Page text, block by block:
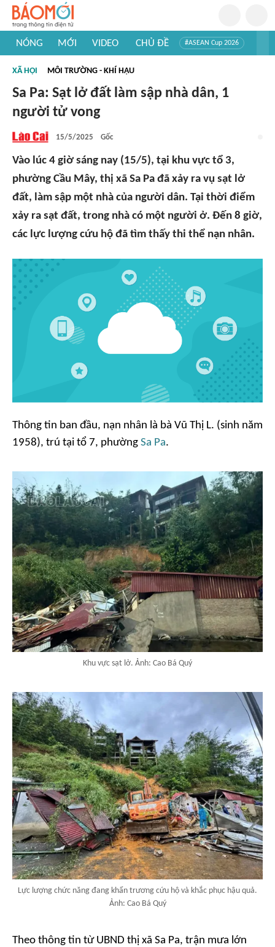
NÓNG MỚI VIDEO CHỦ ĐỀ #ASEAN Cup 2026
#Khám phá Việt Nam
#Khám phá thế giới
XÃ HỘI MÔI TRƯỜNG - KHÍ HẬU
Sa Pa: Sạt lở đất làm sập nhà dân, 1
người tử vong
15/5/2025 Gốc
Vào lúc 4 giờ sáng nay (15/5), tại khu vực tổ 3,
phường Cầu Mây, thị xã Sa Pa đã xảy ra vụ sạt lở
đất, làm sập một nhà của người dân. Tại thời điểm
xảy ra sạt đất, trong nhà có một người ở. Đến 8 giờ,
các lực lượng cứu hộ đã tìm thấy thi thể nạn nhân.
Thông tin ban đầu, nạn nhân là bà Vũ Thị L. (sinh năm
1958), trú tại tổ 7, phường Sa Pa.
Khu vực sạt lở. Ảnh: Cao Bá Quý
Lực lượng chức năng đang khẩn trương cứu hộ và khắc phục hậu quả.
Ảnh: Cao Bá Quý
Theo thông tin từ UBND thị xã Sa Pa, trận mưa lớn